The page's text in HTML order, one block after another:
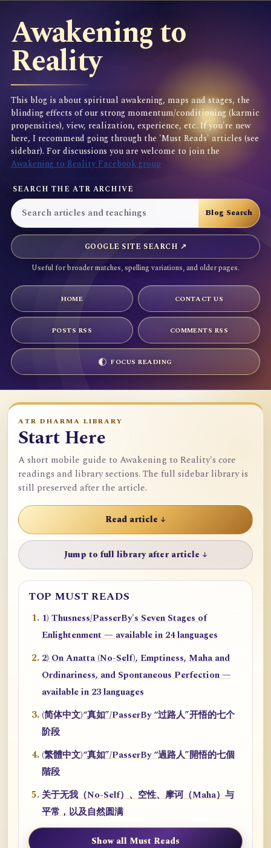
Awakening to
Reality
This blog is about spiritual awakening, maps and stages, the
blinding effects of our strong momentum/conditioning (karmic
propensities), view, realization, experience, etc. If you're new
here, I recommend going through the 'Must Reads' articles (see
sidebar). For discussions you are welcome to join the
Awakening to Reality Facebook group
SEARCH THE ATR ARCHIVE
GOOGLE SITE SEARCH ↗
Useful for broader matches, spelling variations, and older pages.
HOME CONTACT US
POSTS RSS COMMENTS RSS
FOCUS READING
ATR DHARMA LIBRARY
Start Here
A short mobile guide to Awakening to Reality's core
readings and library sections. The full sidebar library is
still preserved after the article.
Read article ↓
Jump to full library after article ↓
TOP MUST READS
1) Thusness/PasserBy's Seven Stages of
Enlightenment — available in 24 languages
2) On Anatta (No-Self), Emptiness, Maha and
Ordinariness, and Spontaneous Perfection —
available in 23 languages
(简体中文)“真如”/PasserBy “过路人”开悟的七个
阶段
(繁體中文)“真如”/PasserBy “過路人”開悟的七個
階段
关于无我（No-Self）、空性、摩诃（Maha）与
平常，以及自然圆满
Show all Must Reads